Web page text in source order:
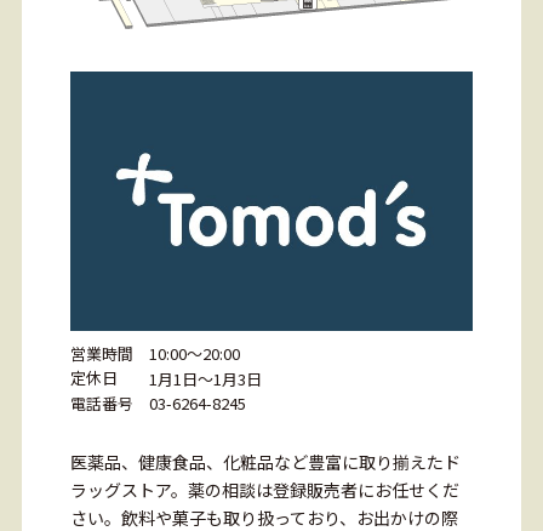
営業時間
10:00～20:00
定休日
1月1日～1月3日
電話番号
03-6264-8245
医薬品、健康食品、化粧品など豊富に取り揃えたド
ラッグストア。薬の相談は登録販売者にお任せくだ
さい。飲料や菓子も取り扱っており、お出かけの際